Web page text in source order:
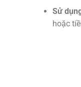
Sử
hoặc